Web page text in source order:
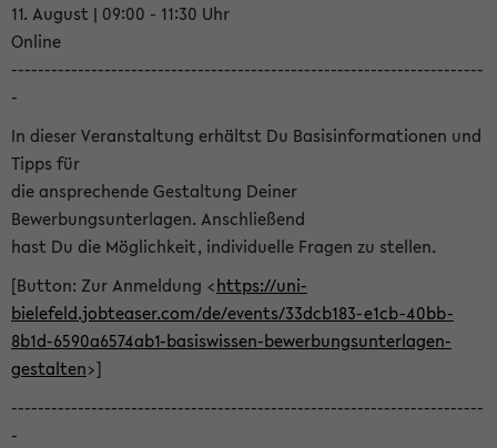
11. August | 09:00 - 11:30 Uhr
Online
-----------------------------------------------------------------------
-
In dieser Veranstaltung erhältst Du Basisinformationen und
Tipps für
die ansprechende Gestaltung Deiner
Bewerbungsunterlagen. Anschließend
hast Du die Möglichkeit, individuelle Fragen zu stellen.
[Button: Zur Anmeldung <https://uni-
bielefeld.jobteaser.com/de/events/33dcb183-e1cb-40bb-
8b1d-6590a6574ab1-basiswissen-bewerbungsunterlagen-
gestalten>]
-----------------------------------------------------------------------
-